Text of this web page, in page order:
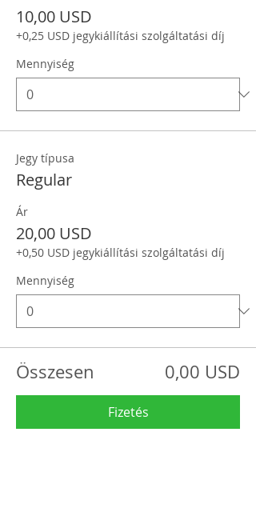
10,00 USD
+0,25 USD jegykiállítási szolgáltatási díj
Mennyiség
Jegy típusa
Regular
Ár
20,00 USD
+0,50 USD jegykiállítási szolgáltatási díj
Mennyiség
Összesen 0,00 USD
Fizetés